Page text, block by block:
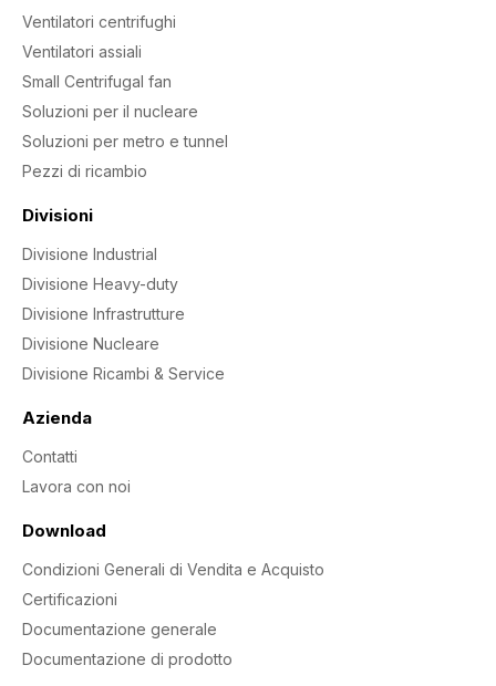
Ventilatori centrifughi
Ventilatori assiali
Small Centrifugal fan
Soluzioni per il nucleare
Soluzioni per metro e tunnel
Pezzi di ricambio
Divisioni
Divisione Industrial
Divisione Heavy-duty
Divisione Infrastrutture
Divisione Nucleare
Divisione Ricambi & Service
Azienda
Contatti
Lavora con noi
Download
Condizioni Generali di Vendita e Acquisto
Certificazioni
Documentazione generale
Documentazione di prodotto